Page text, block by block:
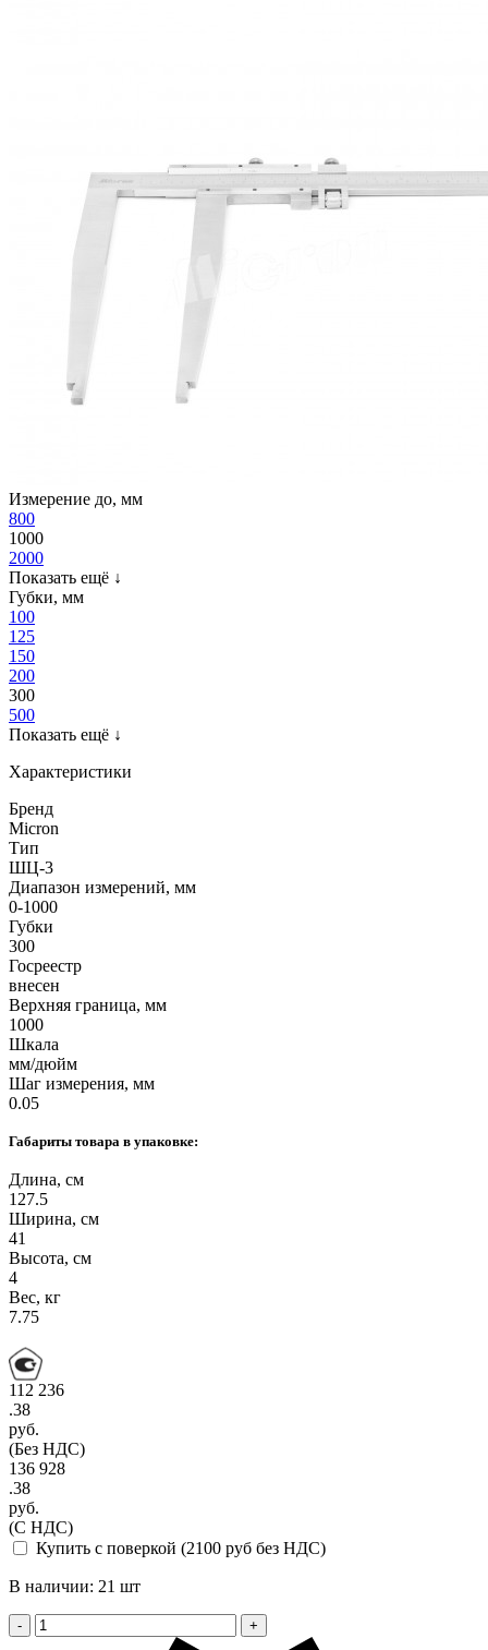
Измерение до, мм
800
1000
2000
Показать ещё ↓
Губки, мм
100
125
150
200
300
500
Показать ещё ↓
Характеристики
Бренд
Micron
Тип
ШЦ-3
Диапазон измерений, мм
0-1000
Губки
300
Госреестр
внесен
Верхняя граница, мм
1000
Шкала
мм/дюйм
Шаг измерения, мм
0.05
Габариты товара в упаковке:
Длина, см
127.5
Ширина, см
41
Высота, см
4
Вес, кг
7.75
112 236
.38
руб.
(Без НДС)
136 928
.38
руб.
(С НДС)
Купить с поверкой (2100 руб без НДС)
В наличии: 21 шт